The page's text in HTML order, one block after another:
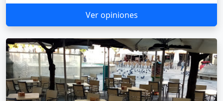
Ver opiniones